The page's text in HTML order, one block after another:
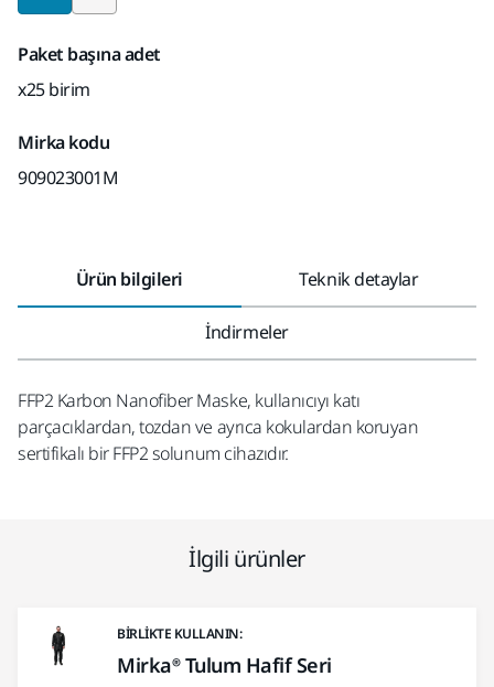
Paket başına adet
x25 birim
Mirka kodu
909023001M
Ürün bilgileri Teknik detaylar
İndirmeler
FFP2 Karbon Nanofiber Maske, kullanıcıyı katı
parçacıklardan, tozdan ve ayrıca kokulardan koruyan
sertifikalı bir FFP2 solunum cihazıdır.
İlgili ürünler
BIRLIKTE KULLANIN:
Mirka® Tulum Hafif Seri